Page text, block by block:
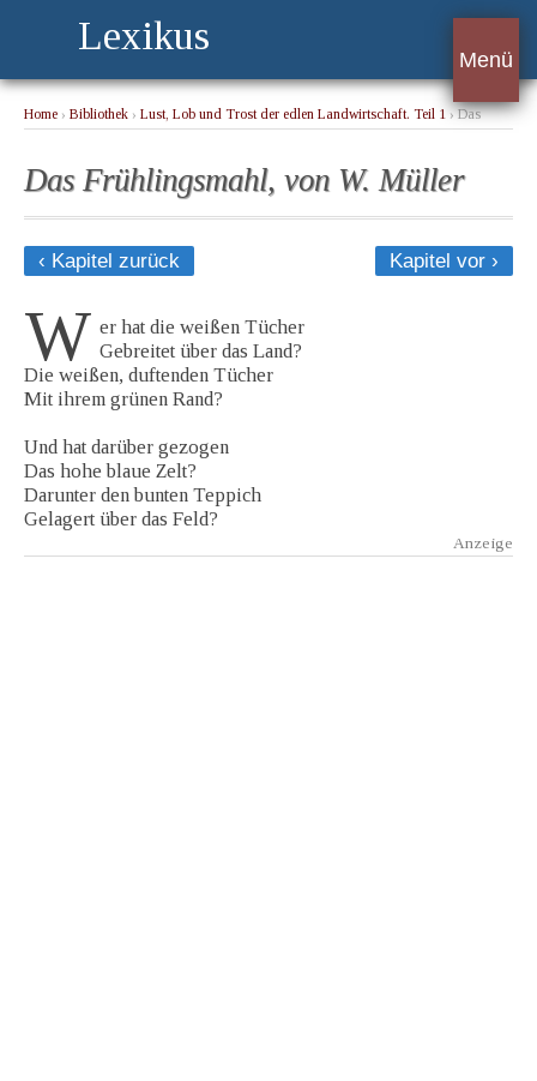
Lexikus
Menü
Home › Bibliothek › Lust, Lob und Trost der edlen Landwirtschaft. Teil 1 › Das
Das Frühlingsmahl, von W. Müller
‹ Kapitel zurück Kapitel vor ›
W er hat die weißen Tücher
Gebreitet über das Land?
Die weißen, duftenden Tücher
Mit ihrem grünen Rand?
Und hat darüber gezogen
Das hohe blaue Zelt?
Darunter den bunten Teppich
Gelagert über das Feld?